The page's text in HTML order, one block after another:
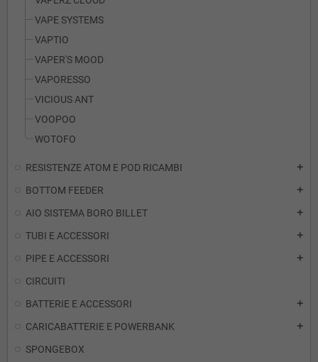
VAPE SYSTEMS
VAPTIO
VAPER'S MOOD
VAPORESSO
VICIOUS ANT
VOOPOO
WOTOFO
RESISTENZE ATOM E POD RICAMBI add
BOTTOM FEEDER add
AIO SISTEMA BORO BILLET add
TUBI E ACCESSORI add
PIPE E ACCESSORI add
CIRCUITI
BATTERIE E ACCESSORI
add
CARICABATTERIE E POWERBANK add
SPONGEBOX